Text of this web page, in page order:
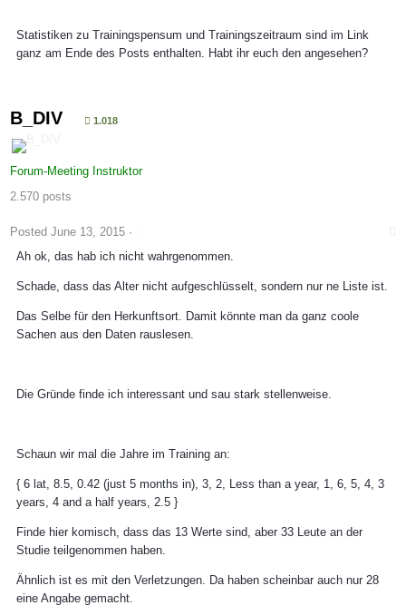
Statistiken zu Trainingspensum und Trainingszeitraum sind im Link
ganz am Ende des Posts enthalten. Habt ihr euch den angesehen?
B_DIV 1.018
Forum-Meeting Instruktor
2.570 posts
Posted June 13, 2015 ·
Ah ok, das hab ich nicht wahrgenommen.
Schade, dass das Alter nicht aufgeschlüsselt, sondern nur ne Liste ist.
Das Selbe für den Herkunftsort. Damit könnte man da ganz coole
Sachen aus den Daten rauslesen.
Die Gründe finde ich interessant und sau stark stellenweise.
Schaun wir mal die Jahre im Training an:
{ 6 lat, 8.5, 0.42 (just 5 months in), 3, 2, Less than a year, 1, 6, 5, 4, 3
years, 4 and a half years, 2.5 }
Finde hier komisch, dass das 13 Werte sind, aber 33 Leute an der
Studie teilgenommen haben.
Ähnlich ist es mit den Verletzungen. Da haben scheinbar auch nur 28
eine Angabe gemacht.